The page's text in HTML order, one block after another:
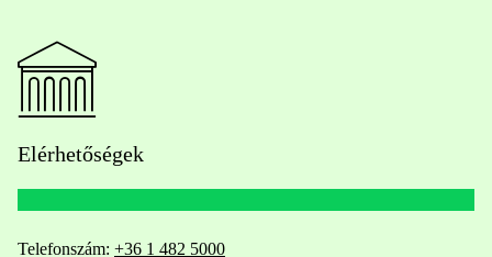
Elérhetőségek
Telefonszám: +36 1 482 5000